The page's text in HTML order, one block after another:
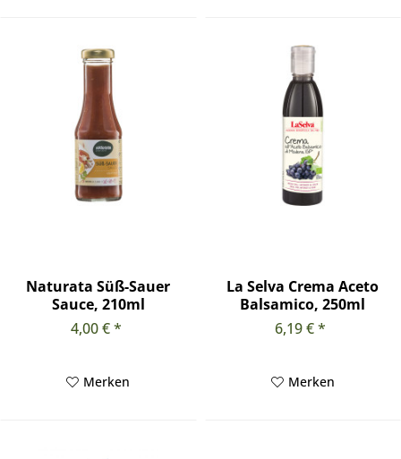
Naturata Süß-Sauer
Sauce, 210ml
4,00 € *
Merken
La Selva Crema Aceto
Balsamico, 250ml
6,19 € *
Merken